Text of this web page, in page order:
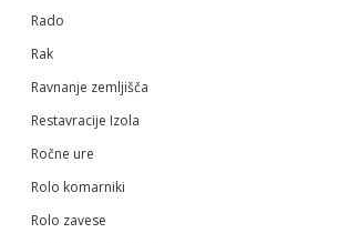
Rado
Rak
Ravnanje zemljišča
Restavracije Izola
Ročne ure
Rolo komarniki
Rolo zavese